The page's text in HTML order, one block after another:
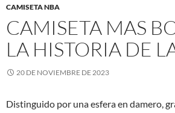
CAMISETA NBA
CAMISETA MAS
LA HISTORIA DE
20 DE NOVIEMBRE DE 2023
Distinguido por una esfera en damero,